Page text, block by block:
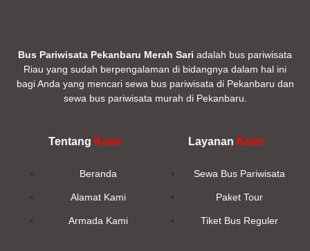
Bus Pariwisata Pekanbaru Merah Sari adalah bus pariwisata
Riau yang sudah berpengalaman di bidangnya dalam hal ini
bagi Anda yang mencari sewa bus pariwisata di Pekanbaru dan
sewa bus pariwisata murah di Pekanbaru.
Tentang Kami
Beranda
Alamat Kami
Armada Kami
Layanan Kami
Sewa Bus Pariwisata
Paket Tour
Tiket Bus Reguler